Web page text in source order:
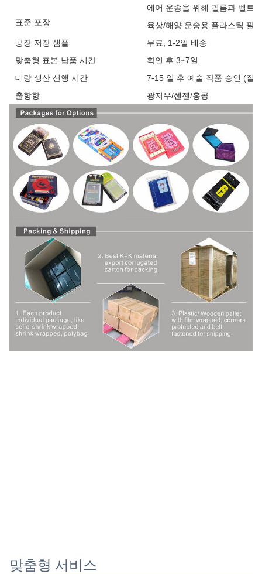
표준 포장
에어 운송을 위해 필름과 벨트
육상/해양 운송용 플라스틱 팔
공장 저장 샘플
무료, 1-2일 배송
맞춤형 표본 납품 시간
확인 후 3~7일
대량 생산 선행 시간
7-15 일 후 예술 작품 승인 (질
출항항
광저우/센젠/홍콩
맞춤형 서비스